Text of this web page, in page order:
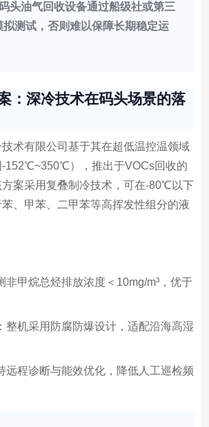
头油气回收设备通过船级社或第三
测试，否则难以保障长期稳定运
：深冷技术在码头场景的落
术有限公司基于其在超低温控温领域
-152℃~350℃），推出于VOCs回收的
方案采用复叠制冷技术，可在-80℃以下
、甲苯、二甲苯等高挥发性组分的液
非甲烷总烃排放浓度＜10mg/m³，优于
整机采用防腐防爆设计，适配沿海高湿
远程诊断与能效优化，降低人工巡检频